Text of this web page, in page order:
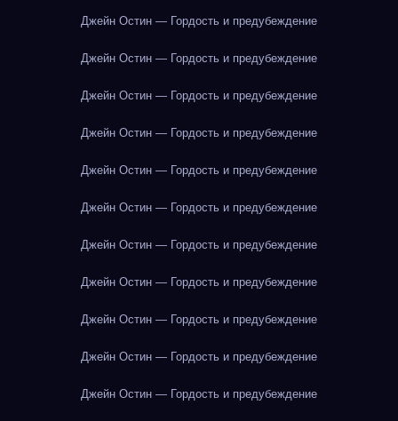
Джейн Остин — Гордость и предубеждение
Джейн Остин — Гордость и предубеждение
Джейн Остин — Гордость и предубеждение
Джейн Остин — Гордость и предубеждение
Джейн Остин — Гордость и предубеждение
Джейн Остин — Гордость и предубеждение
Джейн Остин — Гордость и предубеждение
Джейн Остин — Гордость и предубеждение
Джейн Остин — Гордость и предубеждение
Джейн Остин — Гордость и предубеждение
Джейн Остин — Гордость и предубеждение